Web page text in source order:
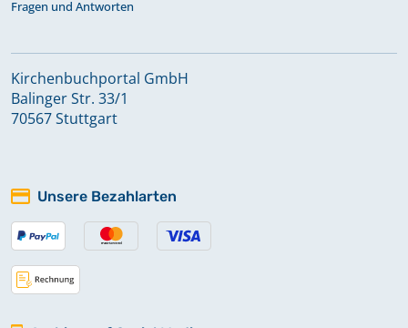
Fragen und Antworten
Kirchenbuchportal GmbH
Balinger Str. 33/1
70567 Stuttgart
Unsere Bezahlarten